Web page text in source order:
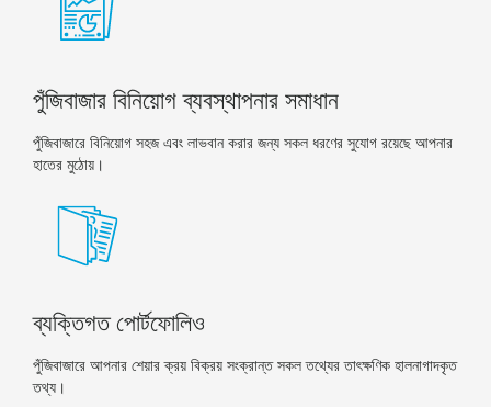
পুঁজিবাজার বিনিয়োগ ব্যবস্থাপনার সমাধান
পুঁজিবাজারে বিনিয়োগ সহজ এবং লাভবান করার জন্য সকল ধরণের সুযোগ রয়েছে আপনার
হাতের মুঠোয়।
ব্যক্তিগত পোর্টফোলিও
পুঁজিবাজারে আপনার শেয়ার ক্রয় বিক্রয় সংক্রান্ত সকল তথ্যের তাৎক্ষণিক হালনাগাদকৃত
তথ্য।